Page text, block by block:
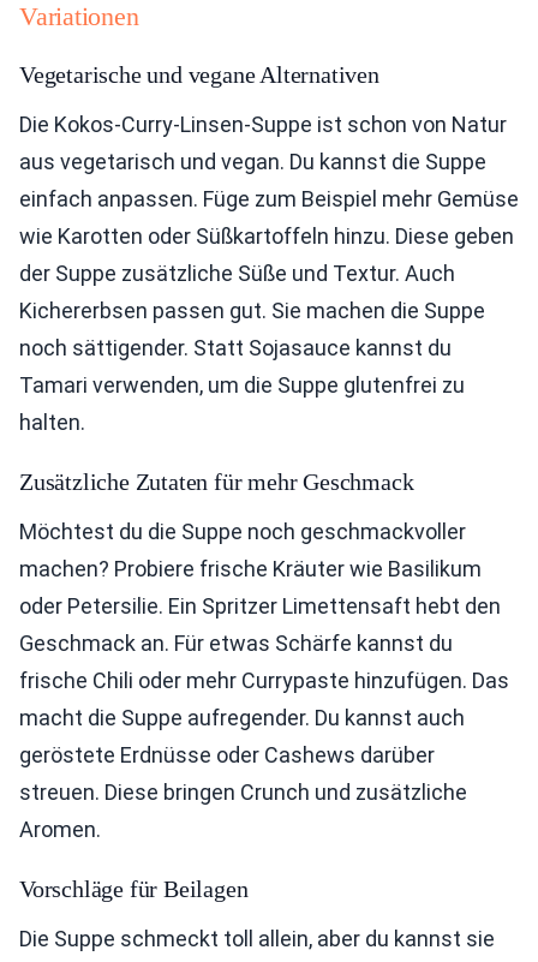
Variationen
Vegetarische und vegane Alternativen
Die Kokos-Curry-Linsen-Suppe ist schon von Natur
aus vegetarisch und vegan. Du kannst die Suppe
einfach anpassen. Füge zum Beispiel mehr Gemüse
wie Karotten oder Süßkartoffeln hinzu. Diese geben
der Suppe zusätzliche Süße und Textur. Auch
Kichererbsen passen gut. Sie machen die Suppe
noch sättigender. Statt Sojasauce kannst du
Tamari verwenden, um die Suppe glutenfrei zu
halten.
Zusätzliche Zutaten für mehr Geschmack
Möchtest du die Suppe noch geschmackvoller
machen? Probiere frische Kräuter wie Basilikum
oder Petersilie. Ein Spritzer Limettensaft hebt den
Geschmack an. Für etwas Schärfe kannst du
frische Chili oder mehr Currypaste hinzufügen. Das
macht die Suppe aufregender. Du kannst auch
geröstete Erdnüsse oder Cashews darüber
streuen. Diese bringen Crunch und zusätzliche
Aromen.
Vorschläge für Beilagen
Die Suppe schmeckt toll allein, aber du kannst sie